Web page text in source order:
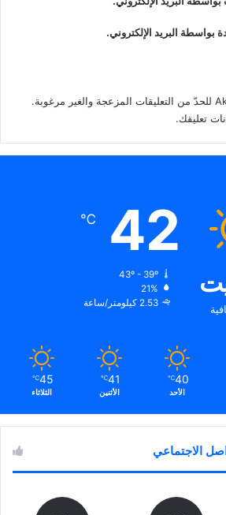
بواسطة البريد الإلكتروني.
تعليقك.
42
℃
43º - 39º
21%
2.53 كيلومتر/ساعة
40
℃
الأحد
41
℃
الأثنين
45
℃
الثلاثاء
الاجتماعي